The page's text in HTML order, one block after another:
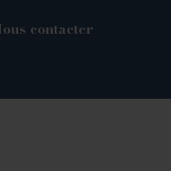
contacter